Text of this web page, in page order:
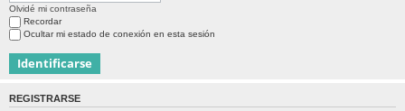
Olvidé mi contraseña
Recordar
Ocultar mi estado de conexión en esta sesión
REGISTRARSE